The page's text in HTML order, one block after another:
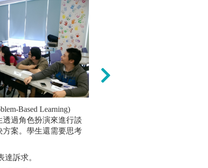
Based Learning)
過角色扮演來進行談
案。學生還需要思考
達訴求。